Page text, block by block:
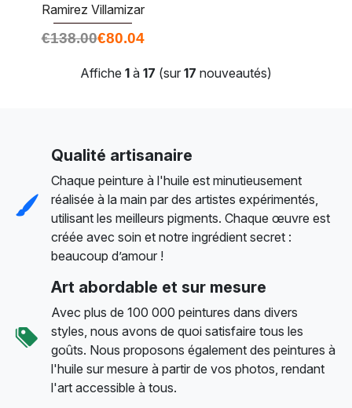
Ramirez Villamizar
€138.00€80.04
Affiche 1 à 17 (sur 17 nouveautés)
Qualité artisanaire
Chaque peinture à l'huile est minutieusement
réalisée à la main par des artistes expérimentés,
utilisant les meilleurs pigments. Chaque œuvre est
créée avec soin et notre ingrédient secret :
beaucoup d’amour !
Art abordable et sur mesure
Avec plus de 100 000 peintures dans divers
styles, nous avons de quoi satisfaire tous les
goûts. Nous proposons également des peintures à
l'huile sur mesure à partir de vos photos, rendant
l'art accessible à tous.